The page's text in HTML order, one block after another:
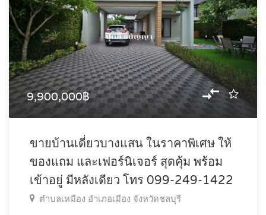
9,900,000฿
ขายบ้านเดี่ยวบางแสน ในราคาพิเศษ ให้
ของแถม และเฟอร์นิเจอร์ สุดคุ้ม พร้อม
เข้าอยู่ มีหลังเดียว โทร 099-249-1422
ตำบลเหมือง อำเภอเมือง จังหวัดชลบุรี